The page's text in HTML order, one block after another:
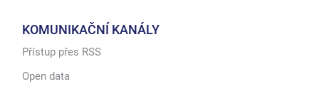
KOMUNIKAČNÍ KANÁLY
Přístup přes RSS
Open data